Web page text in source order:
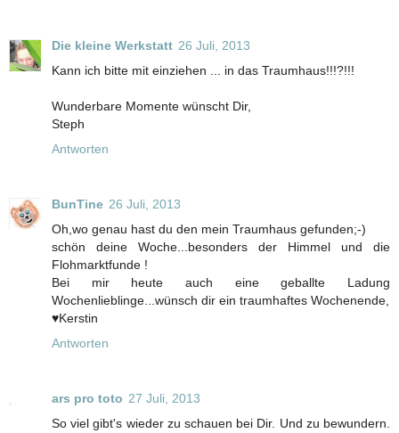
Die kleine Werkstatt 26 Juli, 2013
Kann ich bitte mit einziehen ... in das Traumhaus!!!?!!!
Wunderbare Momente wünscht Dir,
Steph
Antworten
BunTine 26 Juli, 2013
Oh,wo genau hast du den mein Traumhaus gefunden;-)
schön deine Woche...besonders der Himmel und die
Flohmarktfunde !
Bei mir heute auch eine geballte Ladung
Wochenlieblinge...wünsch dir ein traumhaftes Wochenende,
♥Kerstin
Antworten
ars pro toto 27 Juli, 2013
So viel gibt's wieder zu schauen bei Dir. Und zu bewundern.